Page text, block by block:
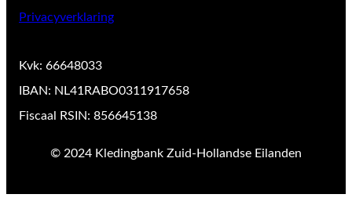
Privacyverklaring
Kvk: 66648033
IBAN: NL41RABO0311917658
Fiscaal RSIN: 856645138
© 2024 Kledingbank Zuid-Hollandse Eilanden